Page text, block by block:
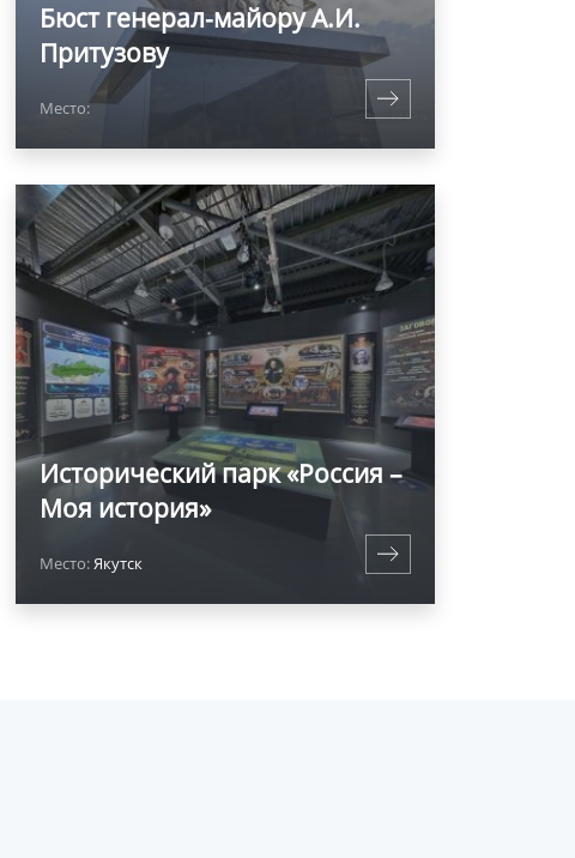
Бюст генерал-майору А.И.
Притузову
Место:
Исторический парк «Россия –
Моя история»
Место:Якутск